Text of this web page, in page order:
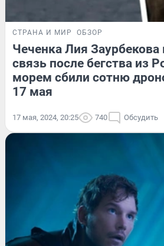
СТРАНА И МИР ОБЗОР
Чеченка Лия
связь после бегства из
морем сбили сотню
17 мая
17 мая, 2024, 20:25 740 Обсудить